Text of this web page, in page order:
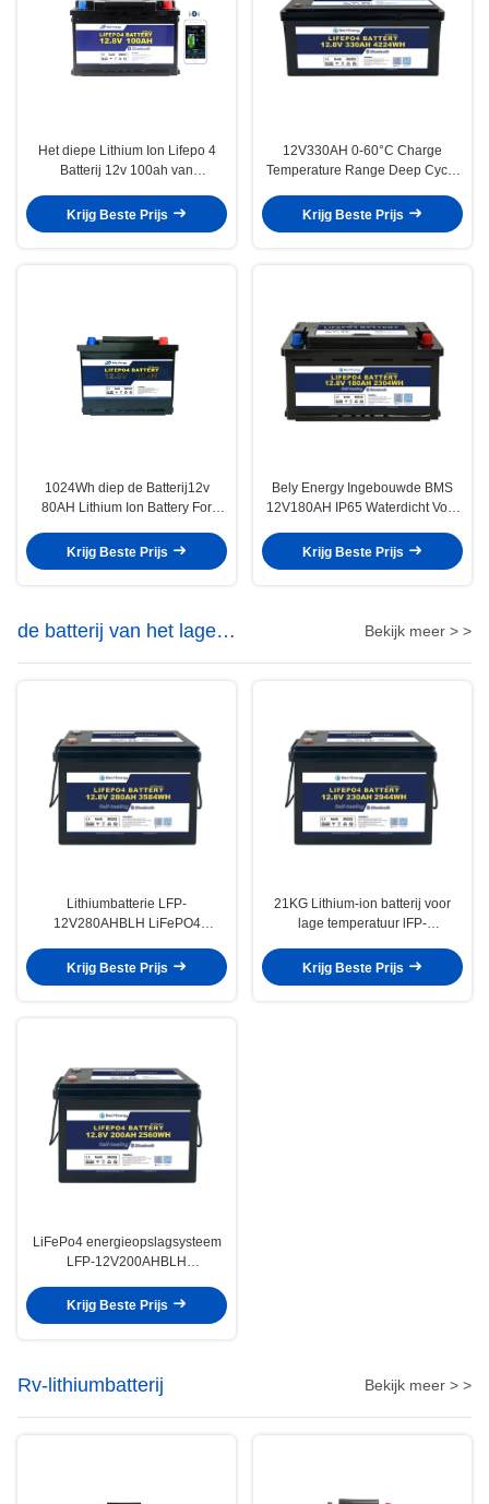
Het diepe Lithium Ion Lifepo 4
Batterij 12v 100ah van
Krijg Beste Prijs
12V330AH 0-60°C Charge
Temperature Range Deep Cycle
Charging Temperature
Krijg Beste Prijs
1024Wh diep de Batterij12v
80AH Lithium Ion Battery For
Krijg Beste Prijs
Bely Energy Ingebouwde BMS
12V180AH IP65 Waterdicht Voor
Auto Zonne-energie Opslag
Krijg Beste Prijs
de batterij van het lage
temperatuurlithium
Bekijk meer > >
Lithiumbatterie LFP-
12V280AHBLH LiFePO4
zelfontladingspercentage
Krijg Beste Prijs
21KG Lithium-ion batterij voor
lage temperatuur lFP-
°C Prismatische cellen
Krijg Beste Prijs
LiFePo4 energieopslagsysteem
LFP-12V200AHBLH
temperatuurbereik van -20°C tot
Krijg Beste Prijs
Rv-lithiumbatterij Bekijk meer > >